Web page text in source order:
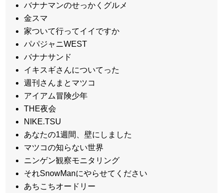
バナナマンのせっかくグルメ
金スマ
家ついて行ってイイですか
パパジャニWEST
バナナサンド
イキスギさんについてった
週刊さんまとマツコ
アイアム冒険少年
THE夜会
NIKE.TSU
あなたの1週間、壁にしました
マツコの知らない世界
ニンゲン観察モニタリング
それSnowManにやらせてください
あちこちオードリー